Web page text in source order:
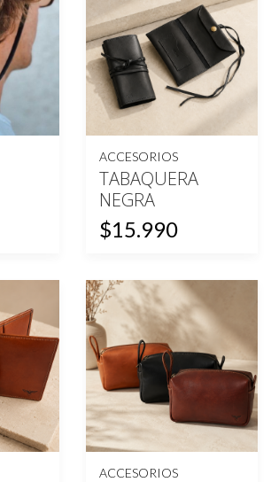
ACCESORIOS
TABAQUERA
NEGRA
$15.990
ACCESORIOS